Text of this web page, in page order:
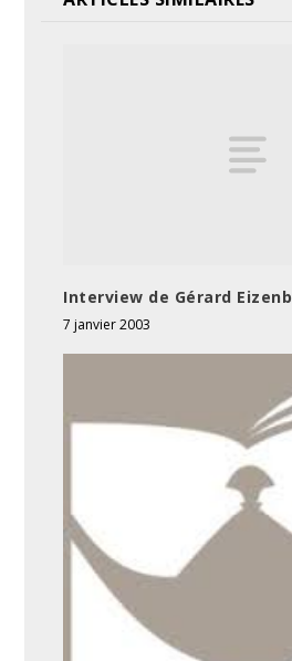
Interview de Gérard
7 janvier 2003